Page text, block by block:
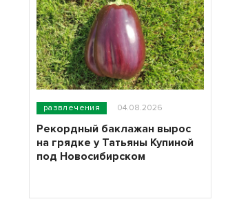
развлечения 04.08.2026
Рекордный баклажан вырос
на грядке у Татьяны Купиной
под Новосибирском